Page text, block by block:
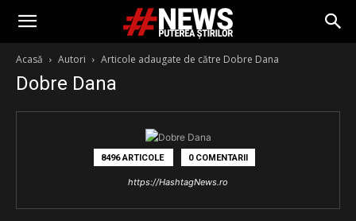
Acasă Autori Articole adaugate de către Dobre Dana
Dobre Dana
8496 ARTICOLE 0 COMENTARII
https://HashtagNews.ro